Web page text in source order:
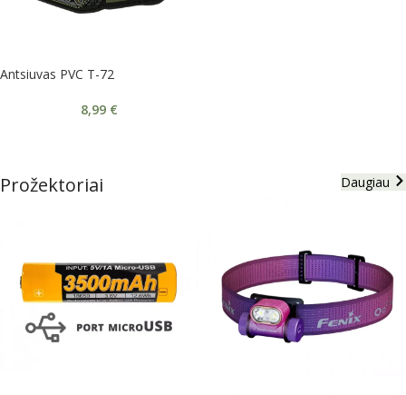
Antsiuvas PVC T-72
8,99 €
Prožektoriai Daugiau